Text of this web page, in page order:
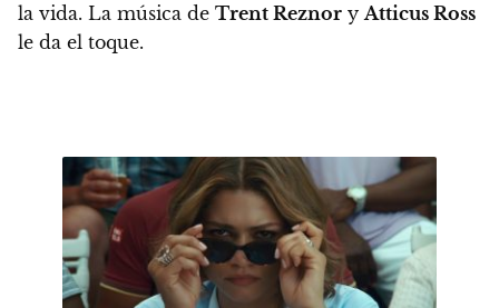
la vida. La música de Trent Reznor y Atticus Ross
le da el toque.